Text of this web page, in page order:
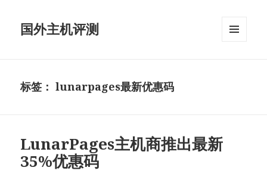
国外主机评测
标签：lunarpages最新优惠码
LunarPages主机商推出最新
35%优惠码